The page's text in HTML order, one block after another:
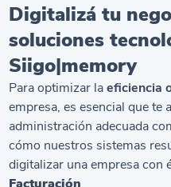
Digitalizá tu
soluciones
Siigo|memory
Para optimizar laeficiencia
empresa, es esencial que te
administración adecuada
cómo nuestros sistemas
digitalizar una empresa con